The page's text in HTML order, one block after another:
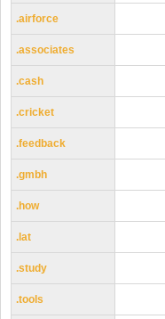
.airforce
.associates
.cash
.cricket
.feedback
.gmbh
.how
.lat
.study
.tools